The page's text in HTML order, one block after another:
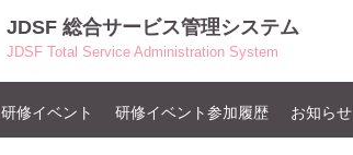
JDSF 総合サービス管理システム
JDSF Total Service Administration System
研修イベント 研修イベント参加履歴 お知らせ